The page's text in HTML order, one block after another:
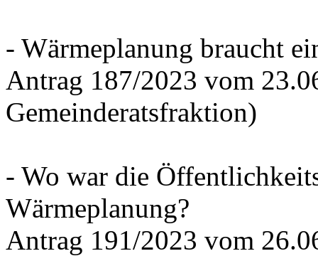
- Wärmeplanung braucht
Antrag 187/2023 vom
Gemeinderatsfraktion)
- Wo war die
Wärmeplanung?
Antrag 191/2023 vom